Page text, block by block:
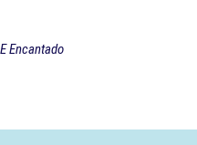
Encantado